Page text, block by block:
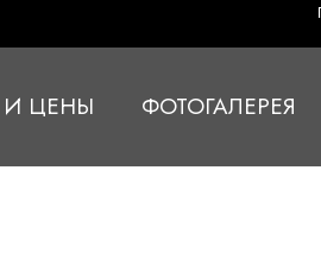
ЦЕНЫ ФОТОГАЛЕРЕЯ